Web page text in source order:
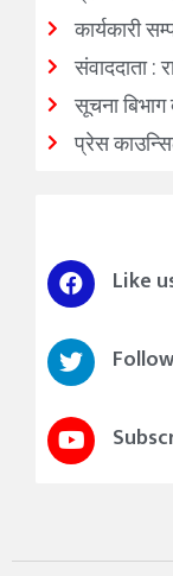
कार्यकारी
संवाददाता :
सूचना
प्रेस
Like